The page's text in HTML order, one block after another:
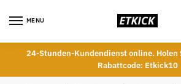
MENU
24-Stunden-Kundendienst online. Holen
Rabattcode: Etkick10